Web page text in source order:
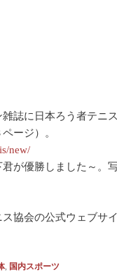
雑誌に日本ろう者テニ
ージ）。
new/
が優勝しました～。
協会の公式ウェブサ
, 国内スポーツ